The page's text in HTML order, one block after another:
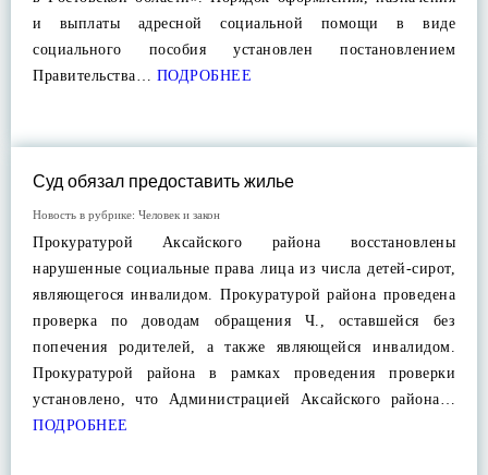
и выплаты адресной социальной помощи в виде
социального пособия установлен постановлением
Правительства… ПОДРОБНЕЕ
Суд обязал предоставить жилье
Новость в рубрике: Человек и закон
Прокуратурой Аксайского района восстановлены
нарушенные социальные права лица из числа детей-сирот,
являющегося инвалидом. Прокуратурой района проведена
проверка по доводам обращения Ч., оставшейся без
попечения родителей, а также являющейся инвалидом.
Прокуратурой района в рамках проведения проверки
установлено, что Администрацией Аксайского района…
ПОДРОБНЕЕ